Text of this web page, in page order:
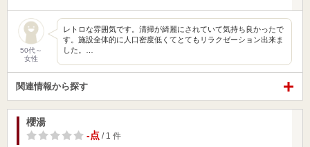
50代～
女性
レトロな雰囲気です。清掃が綺麗にされていて気持ち良かったで
す。施設全体的に人口密度低くてとてもリラクゼーション出来ま
した。…
関連情報から探す
櫻湯
-点 / 1 件